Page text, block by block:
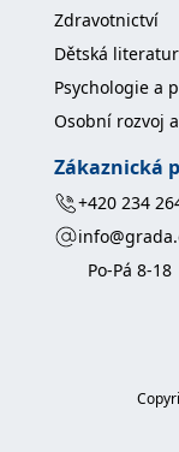
Zdravotnictví
Dětská
Psychologie a
Osobní rozvoj
Zákaznická
+420 234
Po-Pá 8-18